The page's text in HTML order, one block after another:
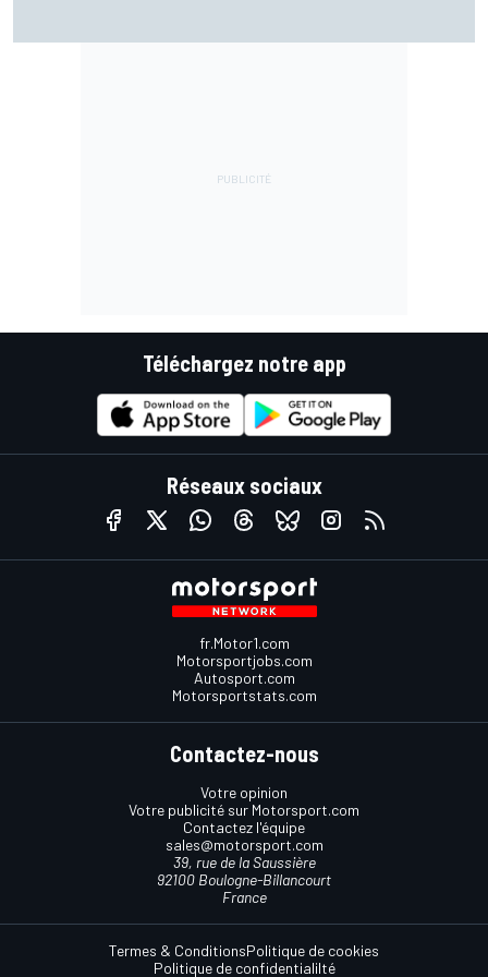
Téléchargez notre app
Réseaux sociaux
fr.Motor1.com
Motorsportjobs.com
Autosport.com
Motorsportstats.com
Contactez-nous
Votre opinion
Votre publicité sur Motorsport.com
Contactez l'équipe
sales@motorsport.com
39, rue de la Saussière
92100 Boulogne-Billancourt
France
Termes & ConditionsPolitique de cookies
Politique de confidentialilté